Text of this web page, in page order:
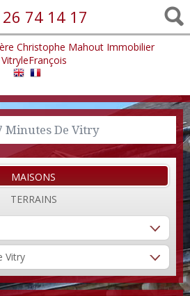
74 14 17
Minutes De Vitry
MAISONS
TERRAINS
Vitry